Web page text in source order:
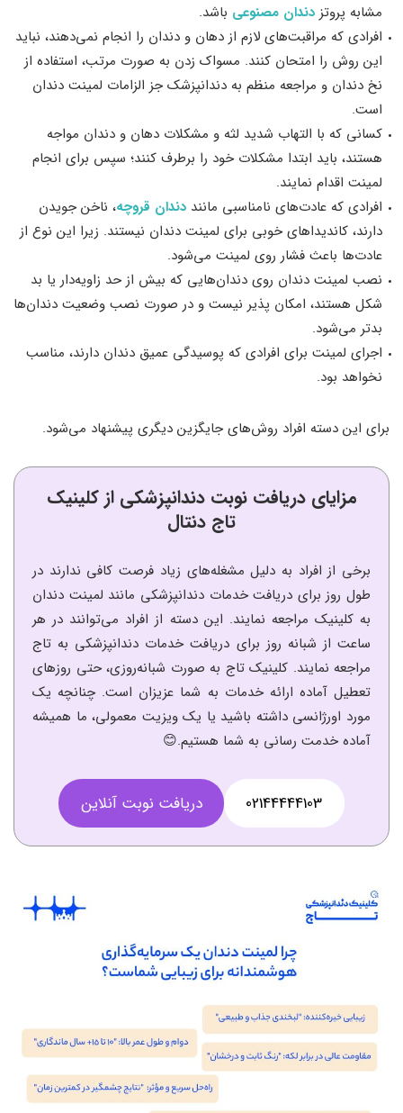
مشابه پروتز دندان مصنوعی باشد.
افرادی که مراقبت‌های لازم از دهان و دندان را انجام نمی‌دهند، نباید
این روش را امتحان کنند. مسواک زدن به صورت مرتب، استفاده از
نخ دندان و مراجعه منظم به دندانپزشک جز الزامات لمینت دندان
است.
کسانی که با التهاب شدید لثه و مشکلات دهان و دندان مواجه
هستند، باید ابتدا مشکلات خود را برطرف کنند؛ سپس برای انجام
لمینت اقدام نمایند.
افرادی که عادت‌های نامناسبی مانند دندان قروچه، ناخن جویدن
دارند، کاندیداهای خوبی برای لمینت دندان نیستند. زیرا این نوع از
عادت‌ها باعث فشار روی لمینت می‌شود.
نصب لمينت دندان روی دندان‌هایی که بیش از حد زاویه‌دار یا بد
شکل هستند، امکان پذیر نیست و در صورت نصب وضعیت دندان‌‌ها
بدتر می‌‌شود.
اجرای لمینت برای افرادی که پوسیدگی عمیق دندان دارند، مناسب
نخواهد بود.
برای این دسته افراد روش‌های جایگزین دیگری پیشنهاد می‌شود.
مزایای دریافت نوبت دندانپزشکی از کلینیک
تاج دنتال
برخی از افراد به دلیل مشغله‌های زیاد فرصت کافی ندارند در
طول روز برای دریافت خدمات دندانپزشکی مانند لمینت دندان
به کلینیک مراجعه نمایند. این دسته از افراد می‌توانند در هر
ساعت از شبانه روز برای دریافت خدمات دندانپزشکی به تاج
مراجعه نمایند. کلینیک تاج به صورت شبانه‌روزی، حتی روزهای
تعطیل آماده ارائه خدمات به شما عزیزان است. چنانچه یک
مورد اورژانسی داشته باشید یا یک ویزیت معمولی، ما همیشه
آماده خدمت رسانی به شما هستیم.😊
02144444103 دریافت نوبت آنلاین